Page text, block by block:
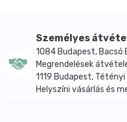
Személyes
1084 Budapest, Bacsó
Megrendelések
1119 Budapest,
Helyszíni vásárlás és